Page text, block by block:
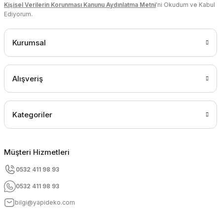
Kişisel Verilerin Korunması Kanunu Aydınlatma Metni'ni Okudum ve Kabul
Ediyorum.
Kurumsal
Alışveriş
Kategoriler
Müşteri Hizmetleri
0532 411 98 93
0532 411 98 93
bilgi@yapideko.com